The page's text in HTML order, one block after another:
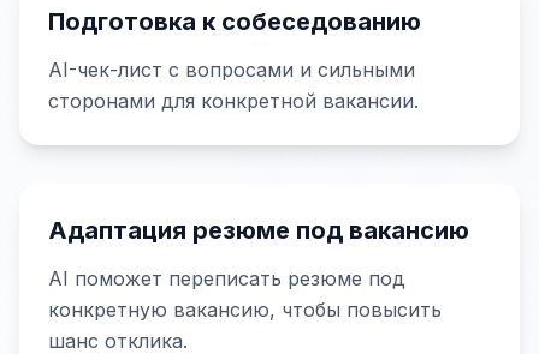
Подготовка к собеседованию
AI-чек-лист с вопросами и сильными
сторонами для конкретной вакансии.
Адаптация резюме под вакансию
AI поможет переписать резюме под
конкретную вакансию, чтобы повысить
шанс отклика.